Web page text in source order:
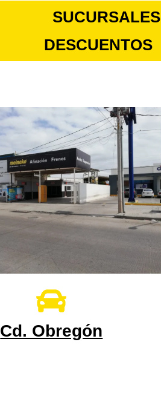
SUCURSALES
DESCUENTOS
Cd. Obregón